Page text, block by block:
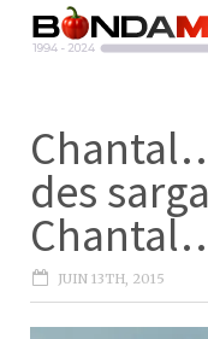
des
JUIN 13TH, 2015